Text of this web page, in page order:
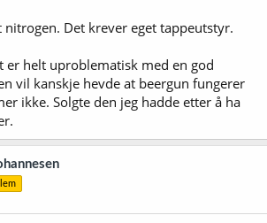
Det krever eget tappeutstyr.
er helt uproblematisk med en god
vil kanskje hevde at beergun fungerer
ikke. Solgte den jeg hadde etter å ha